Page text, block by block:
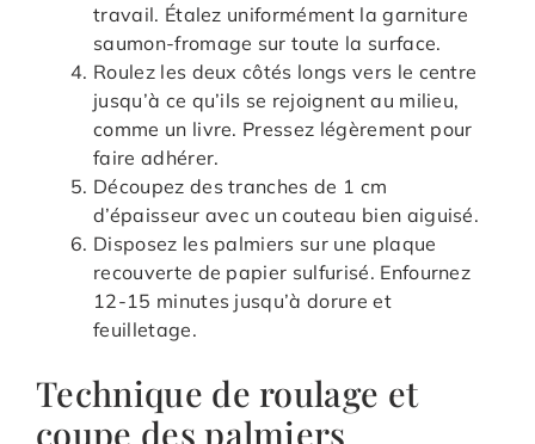
travail. Étalez uniformément la garniture
saumon-fromage sur toute la surface.
Roulez les deux côtés longs vers le centre
jusqu’à ce qu’ils se rejoignent au milieu,
comme un livre. Pressez légèrement pour
faire adhérer.
Découpez des tranches de 1 cm
d’épaisseur avec un couteau bien aiguisé.
Disposez les palmiers sur une plaque
recouverte de papier sulfurisé. Enfournez
12-15 minutes jusqu’à dorure et
feuilletage.
Technique de roulage et
coupe des palmiers